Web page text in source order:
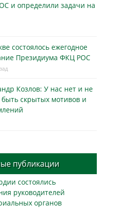
и определили задачи на
состоялось ежегодное
Президиума ФКЦ РОС
Козлов: У нас нет и не
скрытых мотивов и
публикации
состоялись
руководителей
органов